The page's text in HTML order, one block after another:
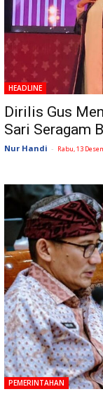
HEADLINE
Dirilis Gus
Sari Seragam
Nur Handi - Rabu, 13
PEMERINTAHAN